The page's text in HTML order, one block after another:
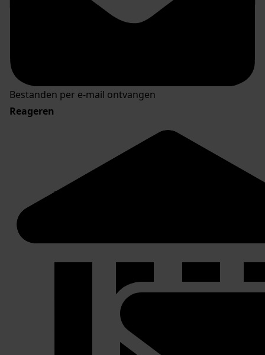
Bestanden per e-mail ontvangen
Reageren